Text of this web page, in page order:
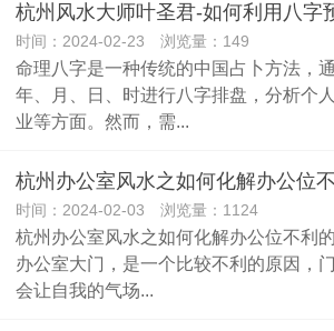
时间：2024-02-23 浏览量：149
命理八字是一种传统的中国占卜方法，
年、月、日、时进行八字排盘，分析个
业等方面。然而，需...
杭州办公室风水之如何化解办公位
时间：2024-02-03 浏览量：1124
杭州办公室风水之如何化解办公位不利
办公室大门，是一个比较不利的原因，
会让自我的气场...